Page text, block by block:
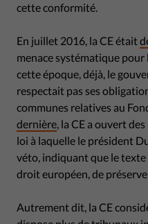
cette conformité.
En juillet 2016, la CE était
menace systématique
cette époque, déjà, le
respectait pas ses
communes relatives au
dernière, la CE a ouvert
loi à laquelle le président
véto, indiquant que le
droit européen, de
Autrement dit, la CE